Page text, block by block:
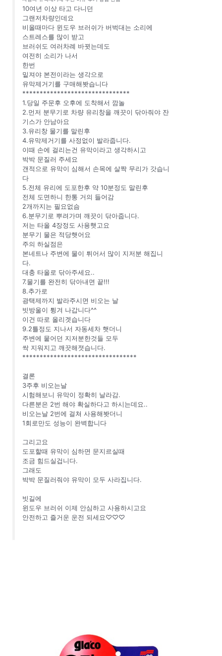
10여년 이상 타고 다니던
그랜저차량인데요
비올때마다 윈도우 브러쉬가 버벅대는 소리에
스트레스를 많이 받고
브러쉬도 여러차례 바뀟는데도
여전히 소리가 나서
한번
밑져야 본전이라는 생각으로
유막제거기를 구매해봣습니다
*******************************
1.당일 주문후 오후에 도착해서 깜놀
2.먼저 분무기로 차량 유리창을 깨끗이 닦아줘야 잔
기스가 안남아요
3.유리창 물기를 말린후
4.유막제거기를 사정없이 발라줍니다.
이때 손에 걸리는건 유막이라고 생각하시고
박박 문질러 주세요
갠적으로 유막이 심해서 손목에 살짝 무리가 갓습니
다
5.전체 유리에 도포한후 약 10분정도 말린후
전체 도면하니 한통 거의 들어감
2개까지는 필요없슴
6.분무기로 뿌려가며 깨끗이 닦아줍니다.
저는 타올 4장정도 사용햇고요
분무기 물은 적당햇어요
주의 하실점은
본네트나 주변에 물이 튀어서 많이 지저분 해집니
다.
대충 타올로 닦아주세요..
7.물기를 완전히 닦아내면 끝!!!
8.추가로
광택제까지 발라주시면 비오는 날
빗방울이 튕겨 나갑니다^^
이건 따로 올리겟습니다
9.2틀정도 지나서 자동세차 햇더니
주변에 뭍어던 지저분한것들 모두
싹 지워지고 깨끗해졋습니다.
*********************************
결론
3주후 비오는날
시험해보니 유막이 정확히 날라감.
다른분은 2번 해야 확실하다고 하시는데요..
비오는날 2번에 걸쳐 사용해봣더니
1회로만도 성능이 완벽합니다
그리고요
도포할때 유막이 심하면 문지르실때
조금 힘드실겁니다.
그래도
박박 문질러줘야 유막이 모두 사라집니다.
빗길에
윈도우 브러쉬 이제 안심하고 사용하시고요
안전하고 즐거운 운전 되세요♡♡♡